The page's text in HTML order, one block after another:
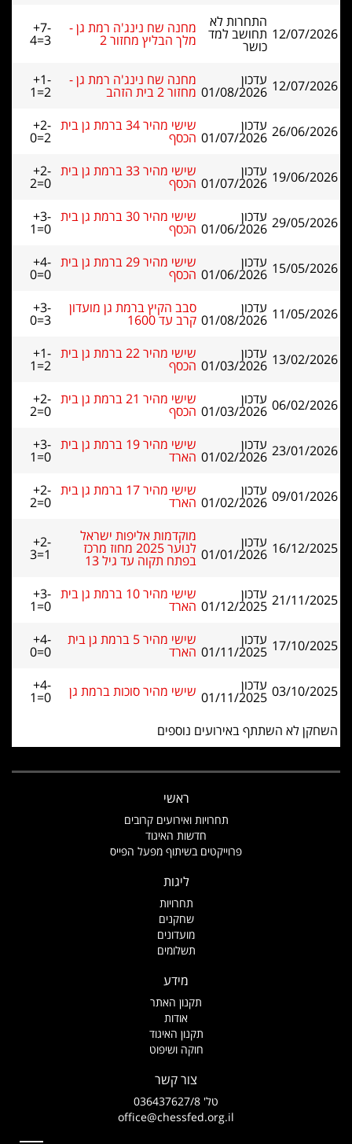
12/07/2026
התחרות לא
תחושב למד
כושר
מחנה שח נינג'ה רמת גן -
מלך הבליץ מחזור 2
+7-
4=3
12/07/2026 עדכון
01/08/2026
מחנה שח נינג'ה רמת גן -
מחזור 2 בית הזהב
+1-
1=2
26/06/2026 עדכון
01/07/2026
שישי מהיר 34 ברמת גן בית
הכסף
+2-
0=2
19/06/2026 עדכון
01/07/2026
שישי מהיר 33 ברמת גן בית
הכסף
+2-
2=0
29/05/2026 עדכון
01/06/2026
שישי מהיר 30 ברמת גן בית
הכסף
+3-
1=0
15/05/2026 עדכון
01/06/2026
שישי מהיר 29 ברמת גן בית
הכסף
+4-
0=0
11/05/2026 עדכון
01/08/2026
סבב הקיץ ברמת גן מועדון
קרב עד 1600
+3-
0=3
13/02/2026 עדכון
01/03/2026
שישי מהיר 22 ברמת גן בית
הכסף
+1-
1=2
06/02/2026 עדכון
01/03/2026
שישי מהיר 21 ברמת גן בית
הכסף
+2-
2=0
23/01/2026 עדכון
01/02/2026
שישי מהיר 19 ברמת גן בית
הארד
+3-
1=0
09/01/2026 עדכון
01/02/2026
שישי מהיר 17 ברמת גן בית
הארד
+2-
2=0
16/12/2025 עדכון
01/01/2026
מוקדמות אליפות ישראל
לנוער 2025 מחוז מרכז
בפתח תקוה עד גיל 13
+2-
3=1
21/11/2025 עדכון
01/12/2025
שישי מהיר 10 ברמת גן בית
הארד
+3-
1=0
17/10/2025 עדכון
01/11/2025
שישי מהיר 5 ברמת גן בית
הארד
+4-
0=0
03/10/2025 עדכון
01/11/2025 שישי מהיר סוכות ברמת גן +4-
1=0
השחקן לא השתתף באירועים נוספים
ראשי
תחרויות ואירועים קרובים
חדשות האיגוד
פרוייקטים בשיתוף מפעל הפייס
ליגות
תחרויות
שחקנים
מועדונים
תשלומים
מידע
תקנון האתר
אודות
תקנון האיגוד
חוקה ושיפוט
צור קשר
טל' 036437627/8
office@chessfed.org.il